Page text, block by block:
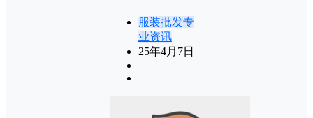
服装批发专
业资讯
25年4月7日